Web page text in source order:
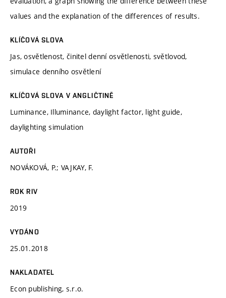
values and the explanation of the differences of results.
KLÍČOVÁ SLOVA
Jas, osvětlenost, činitel denní osvětlenosti, světlovod,
simulace denního osvětlení
KLÍČOVÁ SLOVA V ANGLIČTINĚ
Luminance, Illuminance, daylight factor, light guide,
daylighting simulation
AUTOŘI
NOVÁKOVÁ, P.; VAJKAY, F.
ROK RIV
2019
VYDÁNO
25.01.2018
NAKLADATEL
Econ publishing, s.r.o.